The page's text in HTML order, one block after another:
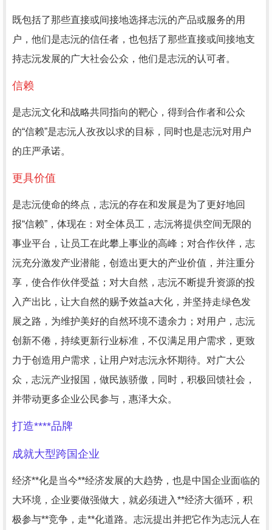
既包括了那些直接或间接地选择志沅的产品或服务的用
户，他们是志沅的信任者，也包括了那些直接或间接地支
持志沅发展的广大社会公众，他们是志沅的认可者。
信赖
是志沅文化和战略共同指向的靶心，得到合作者和公众
的“信赖”是志沅人孜孜以求的目标，同时也是志沅对用户
的庄严承诺。
更具价值
是志沅使命的终点，志沅的存在和发展是为了更好地回
报“信赖”，体现在：对全体员工，志沅将提供空间无限的
事业平台，让员工在此攀上事业的高峰；对合作伙伴，志
沅充分激发产业潜能，创造出更大的产业价值，并注重分
享，使合作伙伴受益；对大自然，志沅不断提升资源的投
入产出比，让大自然的赐予效益a大化，并坚持走绿色发
展之路，为维护美好的自然环境不遗余力；对用户，志沅
创新不倦，持续更新行业标准，不仅满足用户需求，更致
力于创造用户需求，让用户对志沅永怀期待。对广大公
众，志沅产业报国，做民族骄傲，同时，积极回馈社会，
并带动更多企业公民参与，惠泽大众。
打造****品牌
成就大型跨国企业
经济**化是当今**经济发展的大趋势，也是中国企业面临的
大环境，企业要做强做大，就必须进入**经济大循环，积
极参与**竞争，走**化道路。志沅提出并把它作为志沅人在